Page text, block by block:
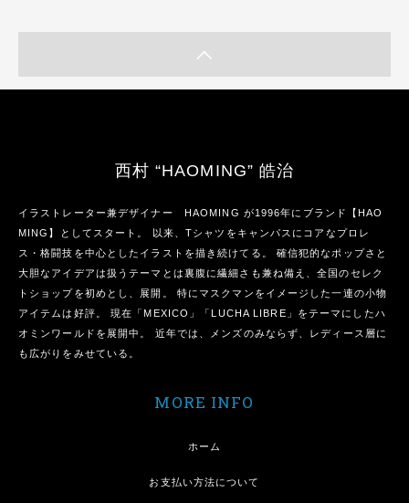
西村 “HAOMING” 皓治
イラストレーター兼デザイナー HAOMING が1996年にブランド【HAO
MING】としてスタート。 以来、Tシャツをキャンパスにコアなプロレ
ス・格闘技を中心としたイラストを描き続けてる。 確信犯的なポップさと
大胆なアイデアは扱うテーマとは裏腹に繊細さも兼ね備え、全国のセレク
トショップを初めとし、展開。 特にマスクマンをイメージした一連の小物
アイテムは好評。 現在「MEXICO」「LUCHA LIBRE」をテーマにしたハ
オミンワールドを展開中。 近年では、メンズのみならず、レディース層に
も広がりをみせている。
MORE INFO
ホーム
お支払い方法について